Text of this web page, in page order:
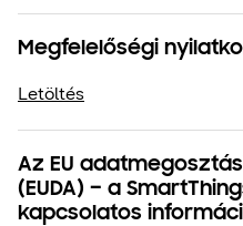
Megfelelőségi
Letöltés
Az EU
(EUDA) – a
kapcsolatos